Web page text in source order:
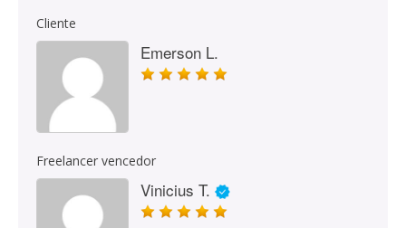
Cliente
Emerson L.
Freelancer vencedor
Vinicius T.